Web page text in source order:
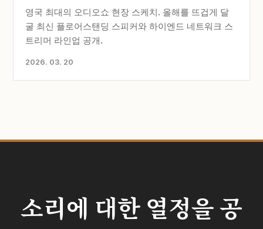
영국 최대의 오디오쇼 현장 스케치. 올해를 뜨겁게 달
굴 최신 플로어스탠딩 스피커와 하이엔드 네트워크 스
트리머 라인업 공개.
2026. 03. 20
소리에 대한 열정을 공